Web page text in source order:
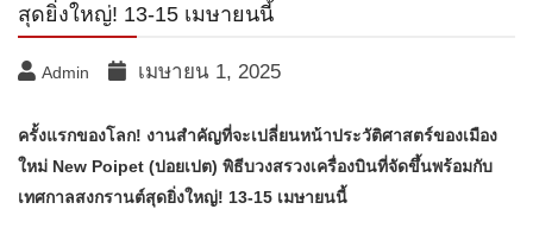
สุดยิ่งใหญ่! 13-15 เมษายนนี้
Admin เมษายน 1, 2025
ครั้งแรกของโลก! งานสำคัญที่จะเปลี่ยนหน้าประวัติศาสตร์ของเมือง
ใหม่ New Poipet (ปอยเปต) พิธีบวงสรวงเครื่องบินที่จัดขึ้นพร้อมกับ
เทศกาลสงกรานต์สุดยิ่งใหญ่! 13-15 เมษายนนี้